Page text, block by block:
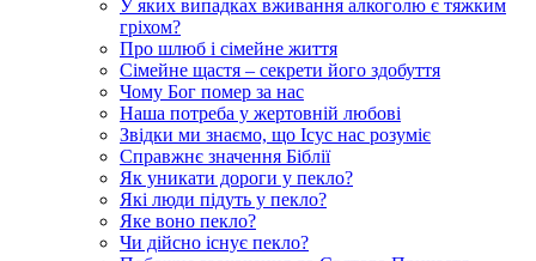
У яких випадках вживання алкоголю є тяжким
гріхом?
Про шлюб і сімейне життя
Сімейне щастя – секрети його здобуття
Чому Бог помер за нас
Наша потреба у жертовній любові
Звідки ми знаємо, що Ісус нас розуміє
Справжнє значення Біблії
Як уникати дороги у пекло?
Які люди підуть у пекло?
Яке воно пекло?
Чи дійсно існує пекло?